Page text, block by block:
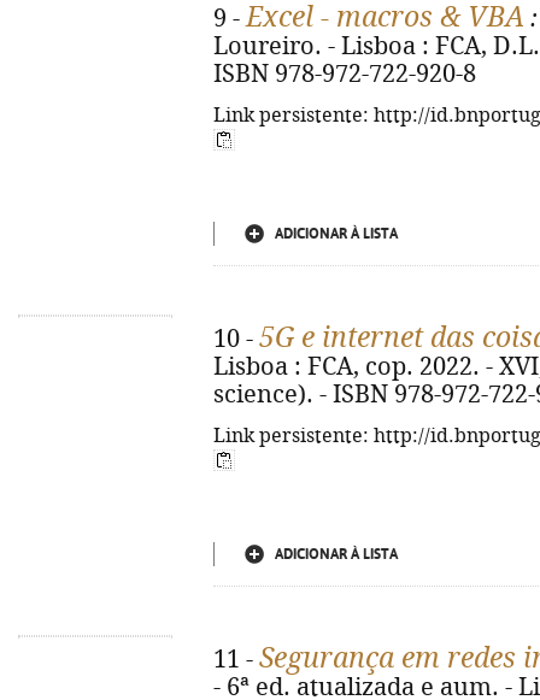
9 -Excel - macros & VBA
Loureiro. - Lisboa : FCA,
ISBN 978-972-722-920-8
Link persistente: http://
ADICIONAR À LISTA
10 - 5G e internet das
Lisboa : FCA, cop. 2022. -
science). - ISBN 978-972-
Link persistente: http://
ADICIONAR À LISTA
11 - Segurança em redes
- 6ª ed. atualizada e aum. -